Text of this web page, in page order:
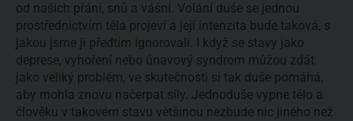
od našich přání, snů a vášní. Volání duše se jednou
prostřednictvím těla projeví a její intenzita bude taková, s
jakou jsme ji předtím ignorovali. I když se stavy jako
deprese, vyhoření nebo únavový syndrom můžou zdát
jako veliký problém, ve skutečnosti si tak duše pomáhá,
aby mohla znovu načerpat síly. Jednoduše vypne tělo a
člověku v takovém stavu většinou nezbude nic jiného než